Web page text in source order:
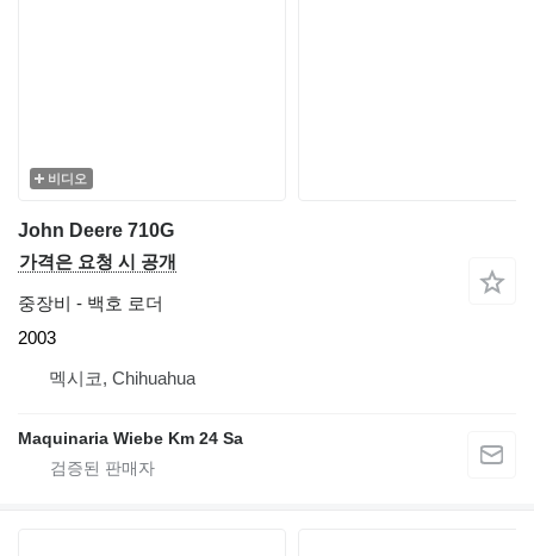
비디오
John Deere 710G
가격은 요청 시 공개
중장비 - 백호 로더
2003
멕시코, Chihuahua
Maquinaria Wiebe Km 24 Sa